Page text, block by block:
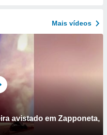
Mais vídeos
avistado em Zapponeta,